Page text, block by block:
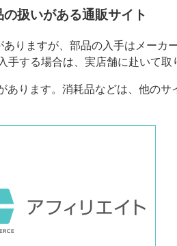
扱いがある通販サイト
りますが、部品の入手はメー
する場合は、実店舗に赴いて取
あります。消耗品などは、他の